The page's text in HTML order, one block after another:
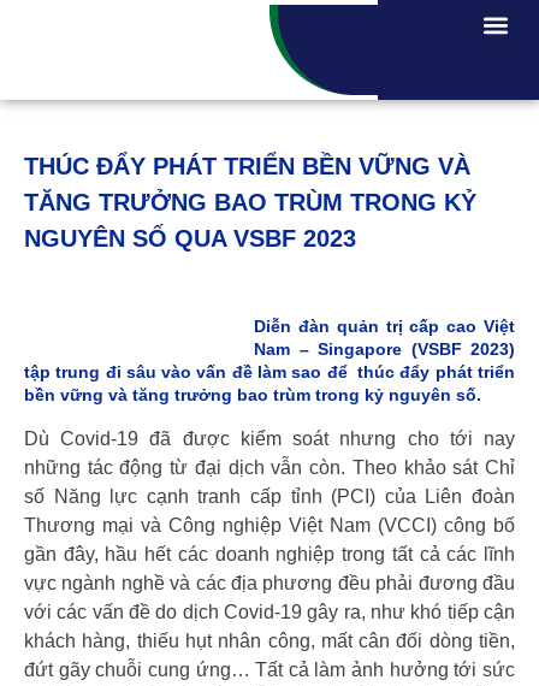
THÚC ĐẨY PHÁT TRIỂN BỀN VỮNG VÀ
TĂNG TRƯỞNG BAO TRÙM TRONG KỶ
NGUYÊN SỐ QUA VSBF 2023
Diễn đàn quản trị cấp cao Việt
Nam – Singapore (VSBF 2023)
tập trung đi sâu vào vấn đề làm sao đểthúc đẩy phát triển
bền vững và tăng trưởng bao trùm trong kỷ nguyên số.
Dù Covid-19 đã được kiểm soát nhưng cho tới nay
những tác động từ đại dịch vẫn còn. Theo khảo sát Chỉ
số Năng lực cạnh tranh cấp tỉnh (PCI) của Liên đoàn
Thương mại và Công nghiệp Việt Nam (VCCI) công bố
gần đây, hầu hết các doanh nghiệp trong tất cả các lĩnh
vực ngành nghề và các địa phương đều phải đương đầu
với các vấn đề do dịch Covid-19 gây ra, như khó tiếp cận
khách hàng, thiếu hụt nhân công, mất cân đối dòng tiền,
đứt gãy chuỗi cung ứng… Tất cả làm ảnh hưởng tới sức